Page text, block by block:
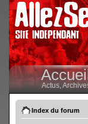
Actus,
Index du forum